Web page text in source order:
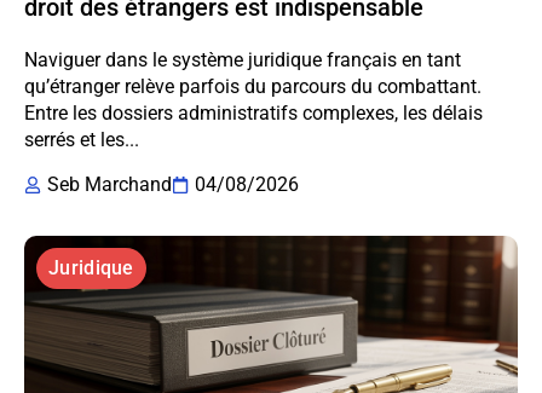
droit des étrangers est indispensable
Naviguer dans le système juridique français en tant
qu’étranger relève parfois du parcours du combattant.
Entre les dossiers administratifs complexes, les délais
serrés et les...
Seb Marchand
04/08/2026
Juridique